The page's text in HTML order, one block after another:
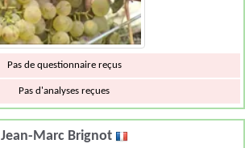
Pas de questionnaire reçus
Pas d'analyses reçues
Jean-Marc Brignot